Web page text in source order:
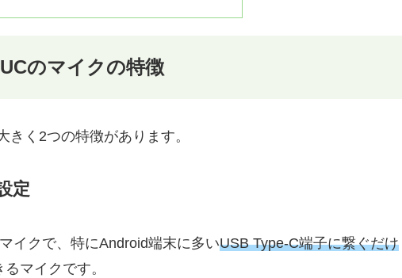
のマイクの特徴
く2つの特徴があります。
定
イクで、特にAndroid端末に多いUSB Type-C端子に繋ぐだけ
マイクです。